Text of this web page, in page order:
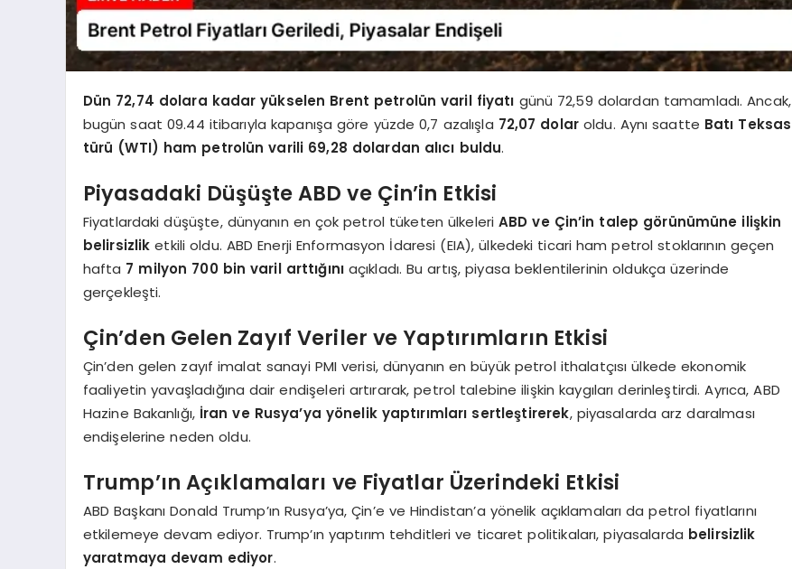
Dün 72,74 dolara kadar yükselen Brent petrolün varil fiyatı günü 72,59 dolardan tamamladı. Ancak,
bugün saat 09.44 itibarıyla kapanışa göre yüzde 0,7 azalışla 72,07 dolar oldu. Aynı saatte Batı Teksas
türü (WTI) ham petrolün varili 69,28 dolardan alıcı buldu.
Piyasadaki Düşüşte ABD ve Çin’in Etkisi
Fiyatlardaki düşüşte, dünyanın en çok petrol tüketen ülkeleriABD ve Çin’in talep görünümüne ilişkin
belirsizlik etkili oldu. ABD Enerji Enformasyon İdaresi (EIA), ülkedeki ticari ham petrol stoklarının geçen
hafta 7 milyon 700 bin varil arttığınıaçıkladı. Bu artış, piyasa beklentilerinin oldukça üzerinde
gerçekleşti.
Çin’den Gelen Zayıf Veriler ve Yaptırımların Etkisi
Çin’den gelen zayıf imalat sanayi PMI verisi, dünyanın en büyük petrol ithalatçısı ülkede ekonomik
faaliyetin yavaşladığına dair endişeleri artırarak, petrol talebine ilişkin kaygıları derinleştirdi. Ayrıca, ABD
Hazine Bakanlığı, İran ve Rusya’ya yönelik yaptırımları sertleştirerek, piyasalarda arz daralması
endişelerine neden oldu.
Trump’ın Açıklamaları ve Fiyatlar Üzerindeki Etkisi
ABD Başkanı Donald Trump’ın Rusya’ya, Çin’e ve Hindistan’a yönelik açıklamaları da petrol fiyatlarını
etkilemeye devam ediyor. Trump’ın yaptırım tehditleri ve ticaret politikaları, piyasalarda belirsizlik
yaratmaya devam ediyor.